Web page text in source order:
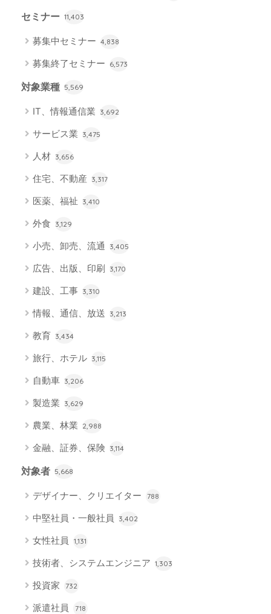
セミナー 11,403
募集中セミナー 4,838
募集終了セミナー 6,573
対象業種 5,569
IT、情報通信業 3,692
サービス業 3,475
人材 3,656
住宅、不動産 3,317
医薬、福祉 3,410
外食 3,129
小売、卸売、流通 3,405
広告、出版、印刷 3,170
建設、工事 3,310
情報、通信、放送 3,213
教育 3,434
旅行、ホテル 3,115
自動車 3,206
製造業 3,629
農業、林業 2,988
金融、証券、保険 3,114
対象者 5,668
デザイナー、クリエイター 788
中堅社員・一般社員 3,402
女性社員 1,131
技術者、システムエンジニア 1,303
投資家 732
派遣社員 718